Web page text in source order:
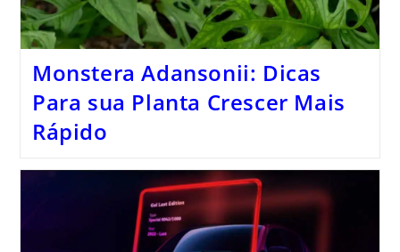
Monstera Adansonii: Dicas
Para sua Planta Crescer Mais
Rápido